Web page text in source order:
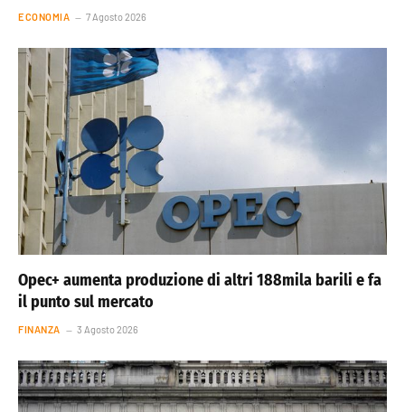
ECONOMIA 7 Agosto 2026
Opec+ aumenta produzione di altri 188mila barili e fa
il punto sul mercato
FINANZA 3 Agosto 2026